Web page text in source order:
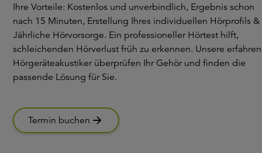
Ihre Vorteile: Kostenlos und unverbindlich, Ergebnis schon
nach 15 Minuten, Erstellung Ihres individuellen Hörprofils &
Jährliche Hörvorsorge. Ein professioneller Hörtest hilft,
schleichenden Hörverlust früh zu erkennen. Unsere
Hörgeräteakustiker überprüfen Ihr Gehör und finden die
passende Lösung für Sie.
Termin buchen